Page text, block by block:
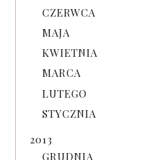
CZERWCA
MAJA
KWIETNIA
MARCA
LUTEGO
STYCZNIA
2013
GRUDNIA